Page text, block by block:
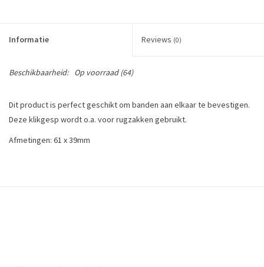
Informatie Reviews (0)
Beschikbaarheid: Op voorraad(64)
Dit product is perfect geschikt om banden aan elkaar te bevestigen.
Deze klikgesp wordt o.a. voor rugzakken gebruikt.
Afmetingen: 61 x 39mm